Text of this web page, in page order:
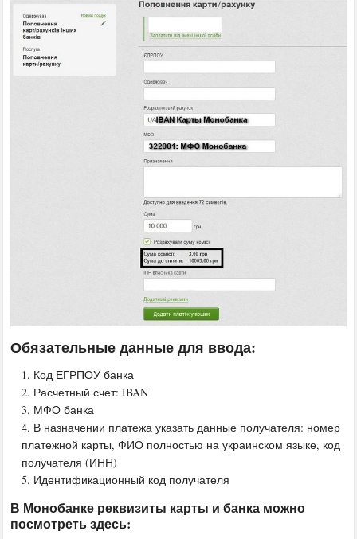
Обязательные данные для ввода:
Код ЕГРПОУ банка
Расчетный счет: IBAN
МФО банка
В назначении платежа указать данные получателя: номер
платежной карты, ФИО полностью на украинском языке, код
получателя (ИНН)
Идентификационный код получателя
В Монобанке реквизиты карты и банка можно
посмотреть здесь: